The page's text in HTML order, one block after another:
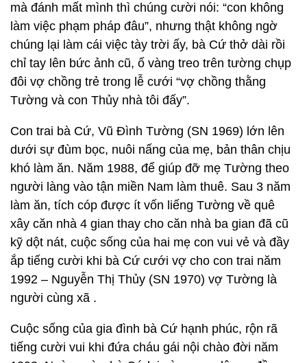
mà đánh mất mình thì chúng cười nói: “con không
làm việc phạm pháp đâu”, nhưng thật không ngờ
chúng lại làm cái việc tày trời ấy, bà Cứ thở dài rồi
chỉ tay lên bức ảnh cũ, ố vàng treo trên tường chụp
đôi vợ chồng trẻ trong lễ cưới “vợ chồng thằng
Tường và con Thủy nhà tôi đấy”.
Con trai bà Cứ, Vũ Đình Tường (SN 1969) lớn lên
dưới sự đùm bọc, nuôi nấng của mẹ, bản thân chịu
khó làm ăn. Năm 1988, để giúp đỡ mẹ Tường theo
người làng vào tận miền Nam làm thuê. Sau 3 năm
làm ăn, tích cóp được ít vốn liếng Tường về quê
xây căn nhà 4 gian thay cho căn nhà ba gian đã cũ
kỹ dột nát, cuộc sống của hai mẹ con vui vẻ và đầy
ắp tiếng cười khi bà Cứ cưới vợ cho con trai năm
1992 – Nguyễn Thị Thủy (SN 1970) vợ Tường là
người cùng xã .
Cuộc sống của gia đình bà Cứ hạnh phúc, rộn rã
tiếng cười vui khi đứa cháu gái nội chào đời năm